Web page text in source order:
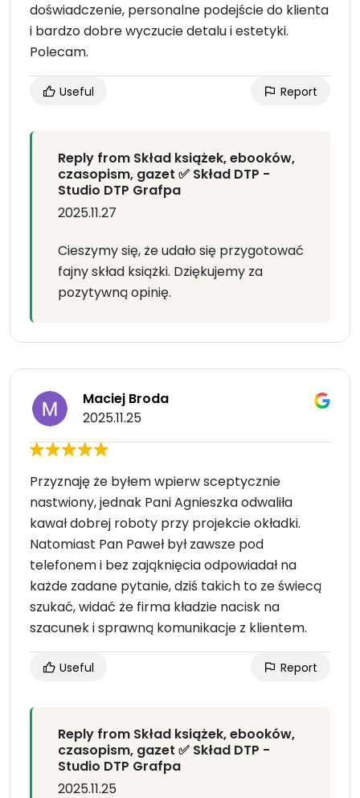
doświadczenie, personalne podejście do klienta
i bardzo dobre wyczucie detalu i estetyki.
Polecam.
Useful Report
Reply from Skład książek, ebooków,
czasopism, gazet ✅ Skład DTP -
Studio DTP Grafpa
2025.11.27
Cieszymy się, że udało się przygotować
fajny skład książki. Dziękujemy za
pozytywną opinię.
Maciej Broda
2025.11.25
Przyznaję że byłem wpierw sceptycznie
nastwiony, jednak Pani Agnieszka odwaliła
kawał dobrej roboty przy projekcie okładki.
Natomiast Pan Paweł był zawsze pod
telefonem i bez zająknięcia odpowiadał na
każde zadane pytanie, dziś takich to ze świecą
szukać, widać że firma kładzie nacisk na
szacunek i sprawną komunikacje z klientem.
Useful Report
Reply from Skład książek, ebooków,
czasopism, gazet ✅ Skład DTP -
Studio DTP Grafpa
2025.11.25